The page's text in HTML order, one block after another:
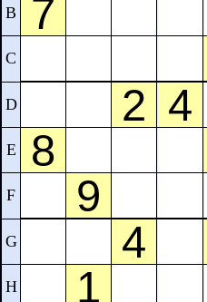
B
C
D
E
F
G
H